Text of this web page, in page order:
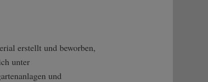
erstellt und beworben,
unter
und